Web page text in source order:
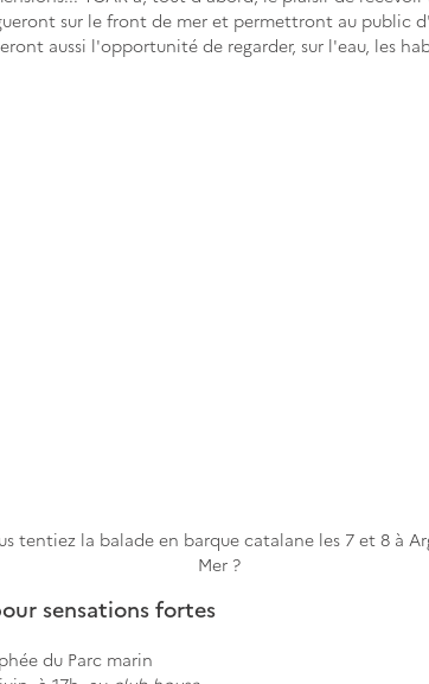
sur le front de mer et permettront au public
aussi l'opportunité de regarder, sur l'eau, les
tentiez la balade en barque catalane les 7 et 8 à
Mer ?
sensations fortes
du Parc marin